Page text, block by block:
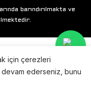
barındırılmakta ve
için çerezleri
devam ederseniz, bunu